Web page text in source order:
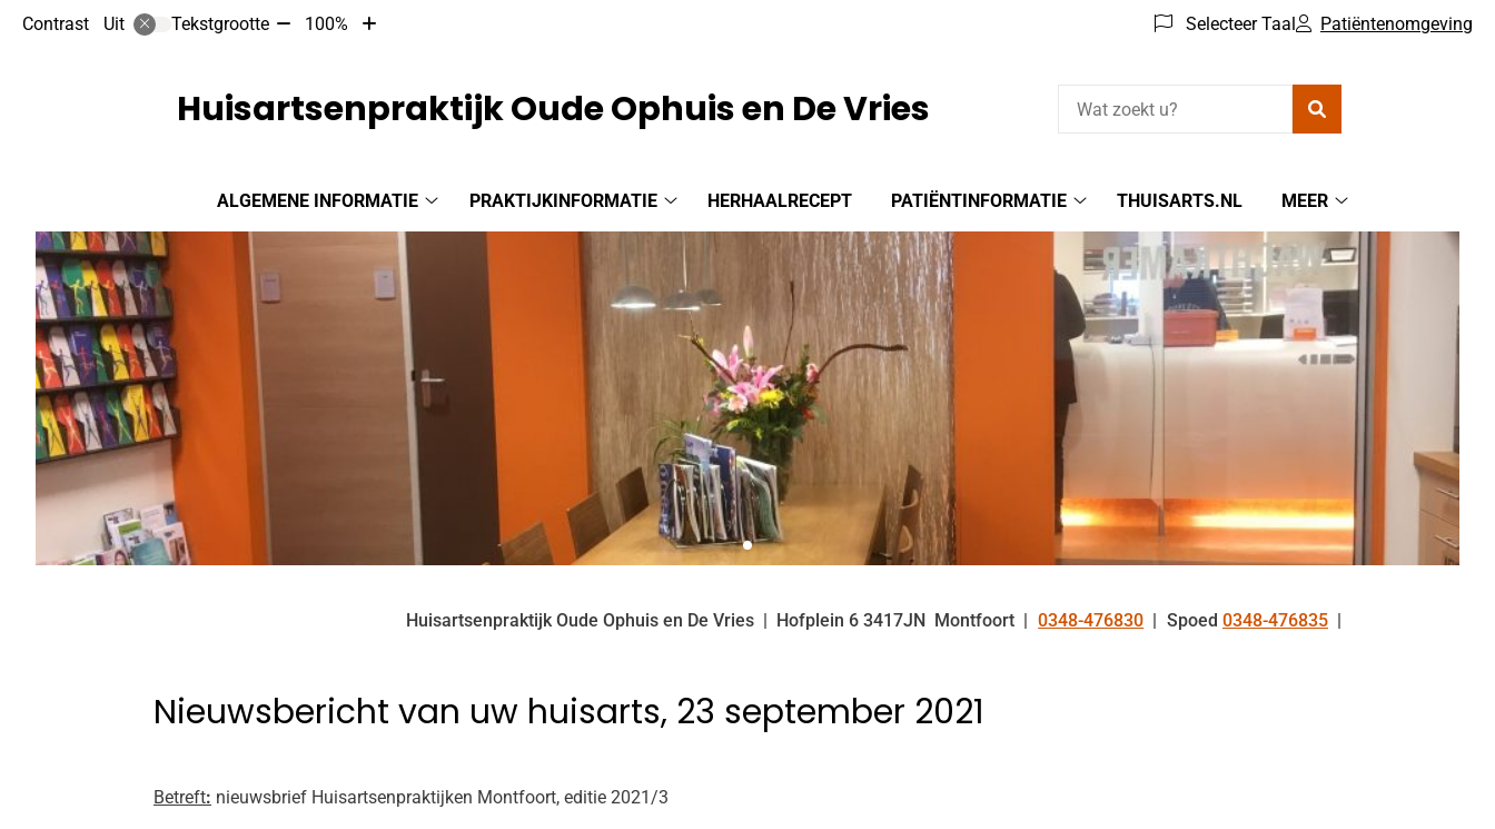
Contrast Uit Tekstgrootte Tekst
10%
100%
Tekst
Selecteer Taal Patiëntenomgeving
Hoofdmenu
ALGEMENE INFORMATIE
submenu
PRAKTIJKINFORMATIE
submenu
HERHAALRECEPT
PATIËNTINFORMATIE
submenu
THUISARTS.NL
MEER
submenu
Huisartsenpraktijk Oude Ophuis en De Vries
Huisartsenpraktijk Oude Ophuis en De Vries Hofplein 6 3417JN Montfoort Tel:
0348-476830 Spoed 0348-476835
Nieuwsbericht van uw huisarts, 23 september 2021
Betreft: nieuwsbrief Huisartsenpraktijken Montfoort, editie 2021/3